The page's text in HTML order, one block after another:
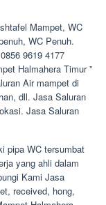
Mampet, WC
WC Penuh.
9619 4177
Halmahera Timur ”
Air mampet di
dll. Jasa Saluran
Jasa Saluran
pipa WC tersumbat
yang ahli dalam
Kami Jasa
received, hong,